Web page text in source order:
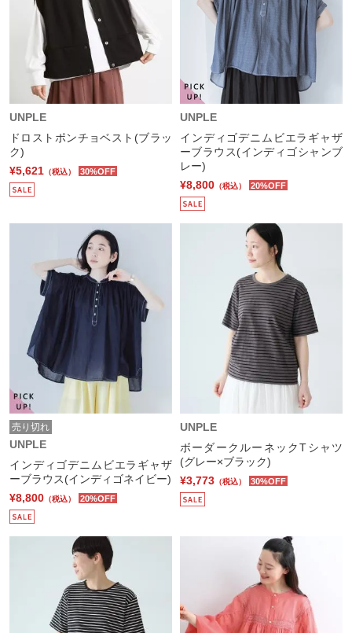
UNPLE
ドロストポンチョベスト(ブラッ
ク)
¥5,621 （税込） 30%OFF
UNPLE
インディゴデニムビエラギャザ
ーブラウス(インディゴシャンブ
レー)
¥8,800 （税込） 20%OFF
売り切れ
UNPLE
インディゴデニムビエラギャザ
ーブラウス(インディゴネイビー)
¥8,800 （税込） 20%OFF
UNPLE
ボーダークルーネックTシャツ
(グレー×ブラック)
¥3,773 （税込） 30%OFF